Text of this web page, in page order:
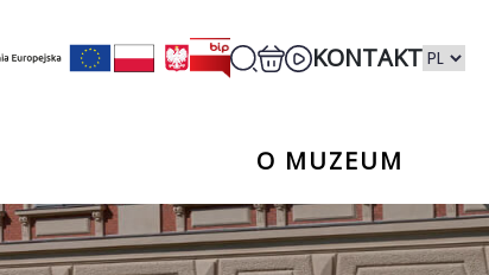
KONTAKT
O MUZEUM